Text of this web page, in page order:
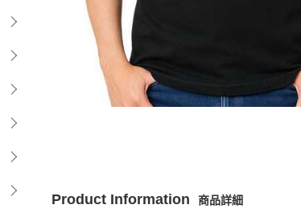
Product Information 商品詳細